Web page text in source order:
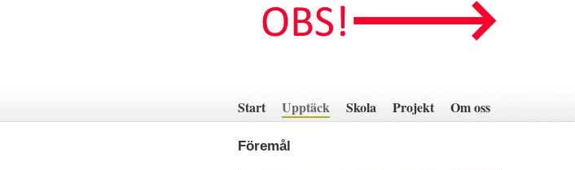
innehåll
Start Upptäck Skola Projekt Om oss
Föremål